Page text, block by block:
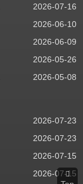
2026-07-16
2026-06-10
2026-06-09
2026-05-26
2026-05-08
2026-07-23
2026-07-23
2026-07-15
2026-07-15